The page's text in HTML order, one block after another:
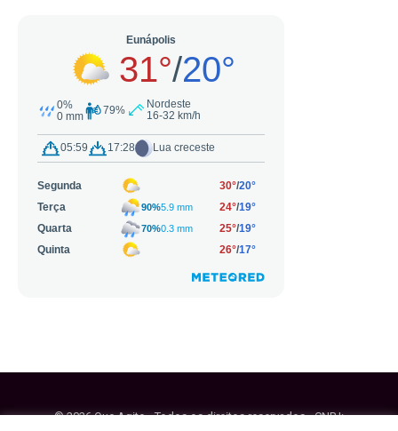
© 2026 Que Agito - Todos os direitos reservados - CNPJ: